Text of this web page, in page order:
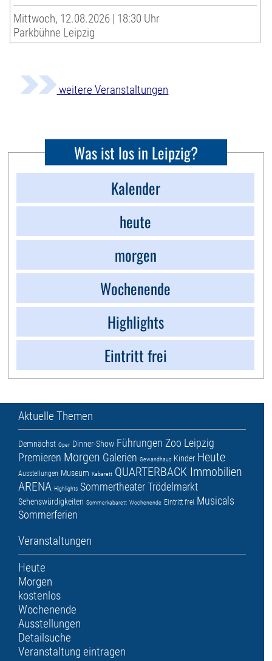
Mittwoch, 12.08.2026 | 18:30 Uhr
Parkbühne Leipzig
weitere Veranstaltungen
Was ist los in Leipzig?
Kalender
heute
morgen
Wochenende
Highlights
Eintritt frei
Aktuelle Themen
Demnächst Oper Dinner-Show Führungen Zoo Leipzig
Premieren Morgen Galerien Gewandhaus Kinder Heute
Ausstellungen Museum Kabarett QUARTERBACK Immobilien
ARENA Highlights SommertheaterTrödelmarkt
Sehenswürdigkeiten Sommerkabarett Wochenende Eintritt frei Musicals
Sommerferien
Veranstaltungen
Heute
Morgen
kostenlos
Wochenende
Ausstellungen
Detailsuche
Veranstaltung eintragen